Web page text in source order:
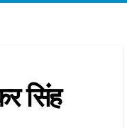
सिंह